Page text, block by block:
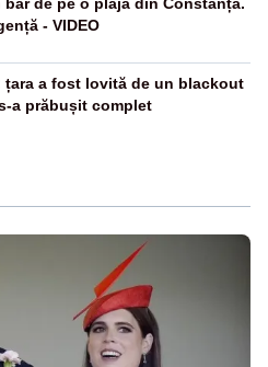
- VIDEO
țara a fost lovită de un blackout
a prăbușit complet